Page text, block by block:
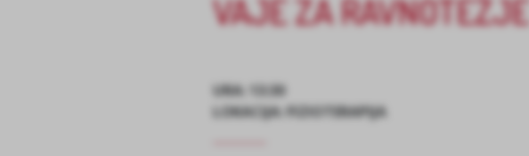
VAJE ZA RAVNOTEŽJE
URA: 13:30
LOKACIJA: FIZIOTERAPIJA